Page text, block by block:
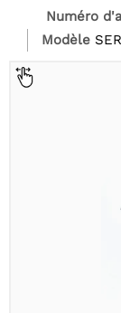
Numéro
Modèle